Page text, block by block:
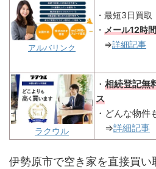
アルバリンク
・最短3日買取
・ メール12時
⇒詳細記事
ラクウル
・ 相続登記無
ス
・どんな物件
⇒詳細記事
伊勢原市で空き家を直接買